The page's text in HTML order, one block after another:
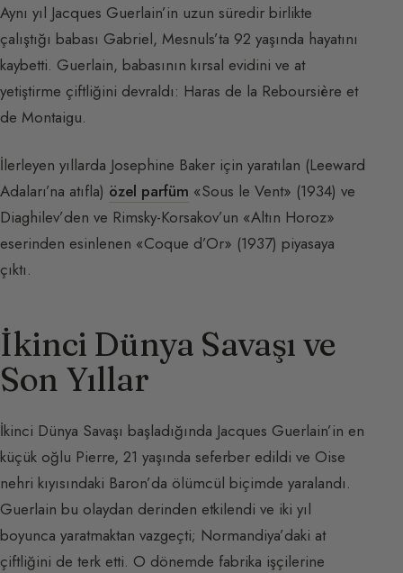
Aynı yıl Jacques Guerlain’in uzun süredir birlikte
çalıştığı babası Gabriel, Mesnuls’ta 92 yaşında hayatını
kaybetti. Guerlain, babasının kırsal evidini ve at
yetiştirme çiftliğini devraldı: Haras de la Reboursière et
de Montaigu.
İlerleyen yıllarda Josephine Baker için yaratılan (Leeward
Adaları’na atıfla) özel parfüm «Sous le Vent» (1934) ve
Diaghilev’den ve Rimsky-Korsakov’un «Altın Horoz»
eserinden esinlenen «Coque d’Or» (1937) piyasaya
çıktı.
İkinci Dünya Savaşı ve
Son Yıllar
İkinci Dünya Savaşı başladığında Jacques Guerlain’in en
küçük oğlu Pierre, 21 yaşında seferber edildi ve Oise
nehri kıyısındaki Baron’da ölümcül biçimde yaralandı.
Guerlain bu olaydan derinden etkilendi ve iki yıl
boyunca yaratmaktan vazgeçti; Normandiya’daki at
çiftliğini de terk etti. O dönemde fabrika işçilerine